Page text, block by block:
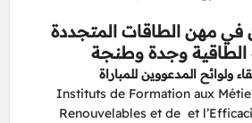
في مهن الطاقات المتجددة
الطاقية وجدة وطنجة
ولوائح المدعووين للمباراة
Instituts de Formation aux
Renouvelables et de et